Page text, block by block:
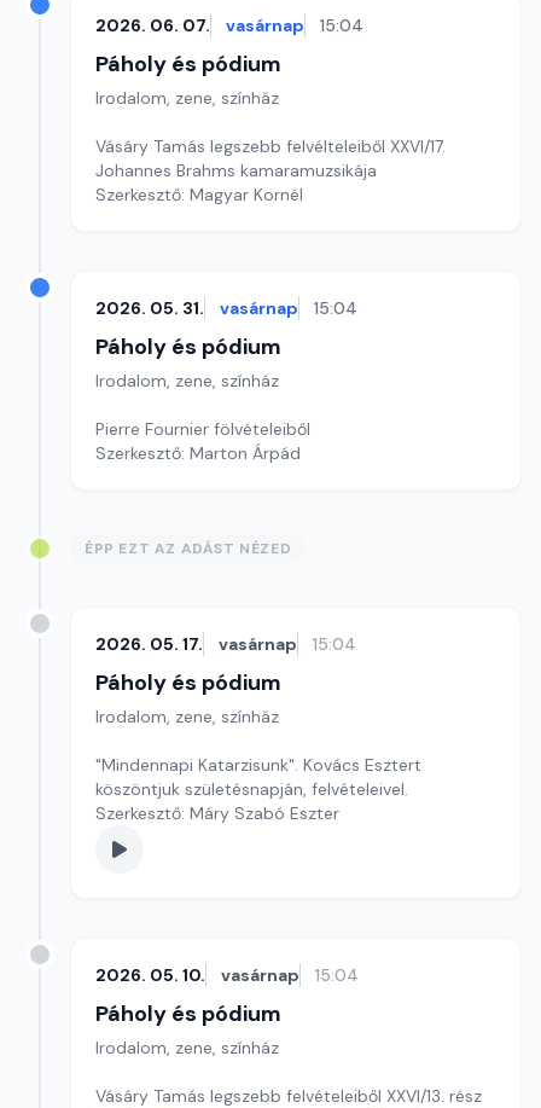
2026. 06. 07. vasárnap 15:04
Páholy és pódium
Irodalom, zene, színház
Vásáry Tamás legszebb felvélteleiből XXVI/17.
Johannes Brahms kamaramuzsikája
Szerkesztő: Magyar Kornél
2026. 05. 31. vasárnap 15:04
Páholy és pódium
Irodalom, zene, színház
Pierre Fournier fölvételeiből
Szerkesztő: Marton Árpád
ÉPP EZT AZ ADÁST NÉZED
2026. 05. 17. vasárnap 15:04
Páholy és pódium
Irodalom, zene, színház
"Mindennapi Katarzisunk". Kovács Esztert
köszöntjuk születésnapján, felvételeivel.
Szerkesztő: Máry Szabó Eszter
2026. 05. 10. vasárnap 15:04
Páholy és pódium
Irodalom, zene, színház
Vásáry Tamás legszebb felvételeiből XXVI/13. rész